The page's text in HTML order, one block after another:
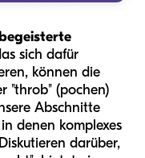
sich dafür
können die
"throb" (pochen)
Abschnitte
denen komplexes
darüber,